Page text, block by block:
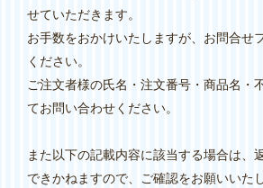
せていただきます。
お手数をおかけいたしますが、お問合せ
ください。
ご注文者様の氏名・注文番号・商品名・
てお問い合わせください。
また以下の記載内容に該当する場合は、
できかねますので、ご確認をお願いいた